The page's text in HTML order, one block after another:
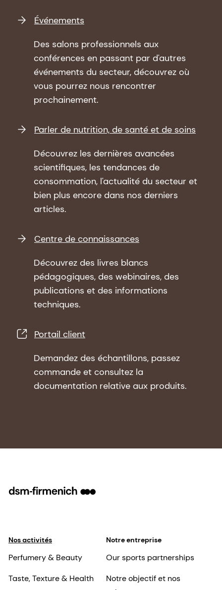
Événements
Des salons professionnels aux
conférences en passant par d'autres
événements du secteur, découvrez où
vous pourrez nous rencontrer
prochainement.
Parler de nutrition, de santé et de soins
Découvrez les dernières avancées
scientifiques, les tendances de
consommation, l'actualité du secteur et
bien plus encore dans nos derniers
articles.
Centre de connaissances
Découvrez des livres blancs
pédagogiques, des webinaires, des
publications et des informations
techniques.
Portail client
Demandez des échantillons, passez
commande et consultez la
documentation relative aux produits.
Nos activités
Perfumery & Beauty
Taste, Texture & Health
Notre entreprise
Our sports partnerships
Notre objectif et nos